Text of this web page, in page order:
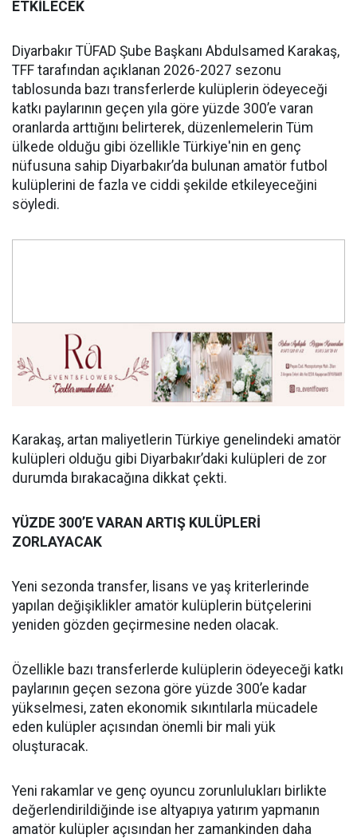
ETKİLECEK
Diyarbakır TÜFAD Şube Başkanı Abdulsamed Karakaş,
TFF tarafından açıklanan 2026-2027 sezonu
tablosunda bazı transferlerde kulüplerin ödeyeceği
katkı paylarının geçen yıla göre yüzde 300’e varan
oranlarda arttığını belirterek, düzenlemelerin Tüm
ülkede olduğu gibi özellikle Türkiye'nin en genç
nüfusuna sahip Diyarbakır’da bulunan amatör futbol
kulüplerini de fazla ve ciddi şekilde etkileyeceğini
söyledi.
Karakaş, artan maliyetlerin Türkiye genelindeki amatör
kulüpleri olduğu gibi Diyarbakır’daki kulüpleri de zor
durumda bırakacağına dikkat çekti.
YÜZDE 300’E VARAN ARTIŞ KULÜPLERİ
ZORLAYACAK
Yeni sezonda transfer, lisans ve yaş kriterlerinde
yapılan değişiklikler amatör kulüplerin bütçelerini
yeniden gözden geçirmesine neden olacak.
Özellikle bazı transferlerde kulüplerin ödeyeceği katkı
paylarının geçen sezona göre yüzde 300’e kadar
yükselmesi, zaten ekonomik sıkıntılarla mücadele
eden kulüpler açısından önemli bir mali yük
oluşturacak.
Yeni rakamlar ve genç oyuncu zorunlulukları birlikte
değerlendirildiğinde ise altyapıya yatırım yapmanın
amatör kulüpler açısından her zamankinden daha